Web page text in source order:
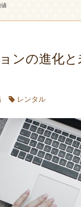
ンの進化
レンタル